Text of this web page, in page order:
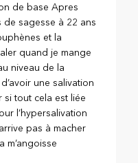
de base Apres
de sagesse à 22 ans
et la
quand je mange
niveau de la
une salivation
si tout cela est liée
l’hypersalivation
pas à macher
m’angoisse